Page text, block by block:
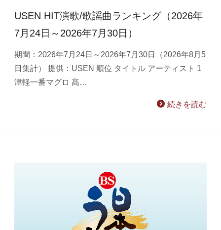
USEN HIT演歌/歌謡曲ランキング（2026年
7月24日～2026年7月30日）
期間：2026年7月24日～2026年7月30日（2026年8月5
日集計） 提供：USEN 順位 タイトル アーティスト 1
津軽一番マグロ 髙…
続きを読む